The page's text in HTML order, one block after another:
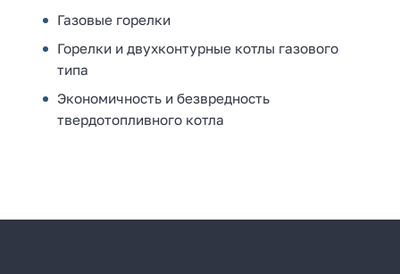
Газовые горелки
Горелки и двухконтурные котлы газового
типа
Экономичность и безвредность
твердотопливного котла